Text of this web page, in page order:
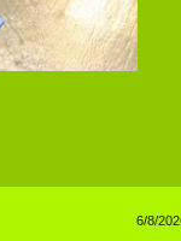
6/8/